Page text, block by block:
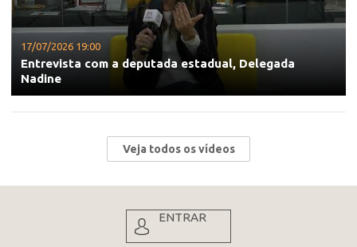
17/07/2026 19:00
Entrevista com a deputada estadual, Delegada
Nadine
Veja todos os vídeos
ENTRAR